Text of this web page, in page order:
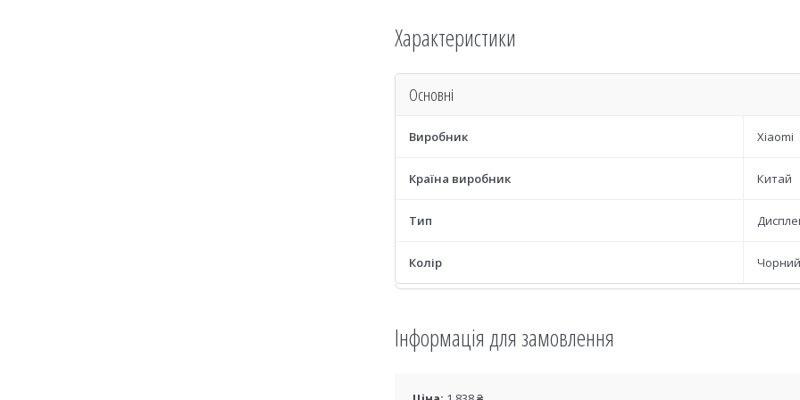
Характеристики
Основні
Виробник Xiaomi
Країна виробник Китай
Тип
Колір Чорний
Інформація для замовлення